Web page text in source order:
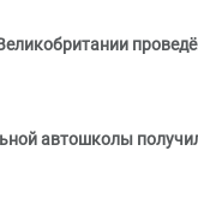
автошколы